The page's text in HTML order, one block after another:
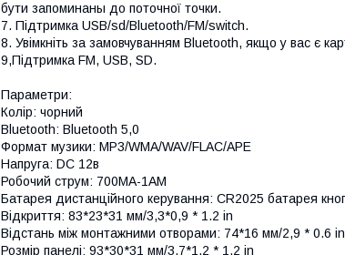
бути запоминаны до поточної точки.
7. Підтримка USB/sd/Bluetooth/FM/switch.
8. Увімкніть за замовчуванням Bluetooth, якщо у вас є
9,Підтримка FM, USB, SD.
Параметри:
Колір: чорний
Bluetooth: Bluetooth 5,0
Формат музики: MP3/WMA/WAV/FLAC/APE
Напруга: DC 12в
Робочий струм: 700MA-1AM
Батарея дистанційного керування: CR2025 батарея
Відкриття: 83*23*31 мм/3,3*0,9 * 1.2 in
Відстань між монтажними отворами: 74*16 мм/2,9 * 0.6 in
Розмір панелі: 93*30*31 мм/3,7*1,2 * 1.2 in